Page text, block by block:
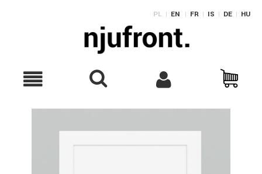
PL | EN | FR | IS | DE | HU